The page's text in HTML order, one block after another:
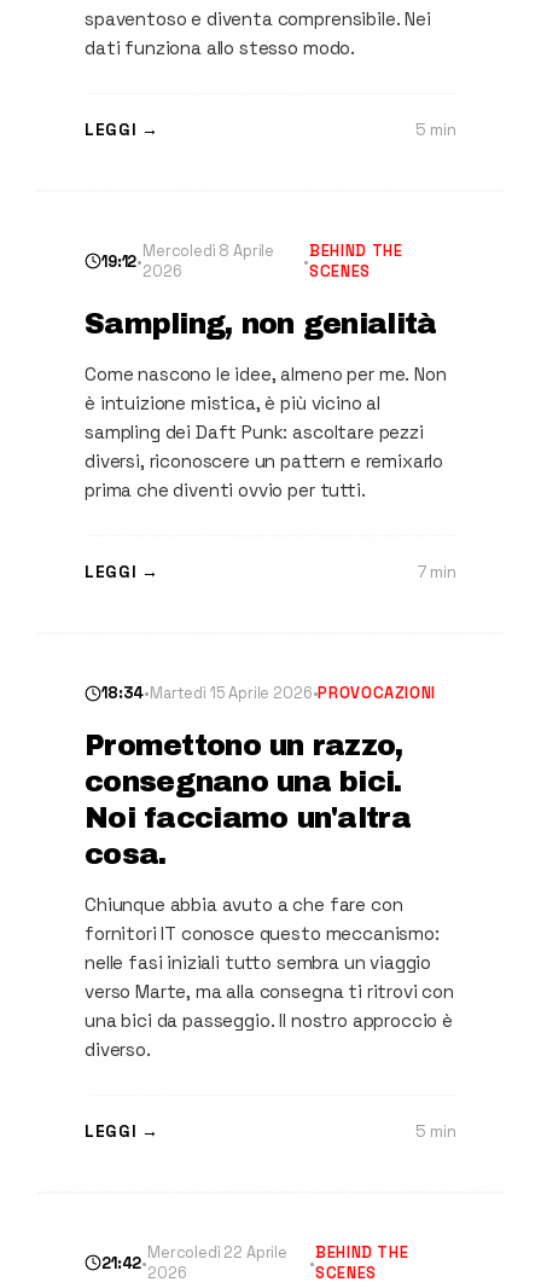
spaventoso e diventa comprensibile. Nei
dati funziona allo stesso modo.
LEGGI → 5 min
19:12•Mercoledì 8 Aprile
2026
•BEHIND THE
SCENES
Sampling, non genialità
Come nascono le idee, almeno per me. Non
è intuizione mistica, è più vicino al
sampling dei Daft Punk: ascoltare pezzi
diversi, riconoscere un pattern e remixarlo
prima che diventi ovvio per tutti.
LEGGI → 7 min
18:34•Martedì 15 Aprile 2026•PROVOCAZIONI
Promettono un razzo,
consegnano una bici.
Noi facciamo un'altra
cosa.
Chiunque abbia avuto a che fare con
fornitori IT conosce questo meccanismo:
nelle fasi iniziali tutto sembra un viaggio
verso Marte, ma alla consegna ti ritrovi con
una bici da passeggio. Il nostro approccio è
diverso.
LEGGI → 5 min
21:42•Mercoledì 22 Aprile
2026
•BEHIND THE
SCENES